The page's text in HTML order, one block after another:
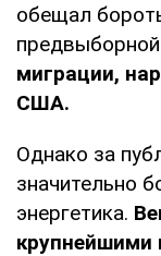
обещал
миграции,
США.
Однако за
значительно
энергетика.
крупнейшими